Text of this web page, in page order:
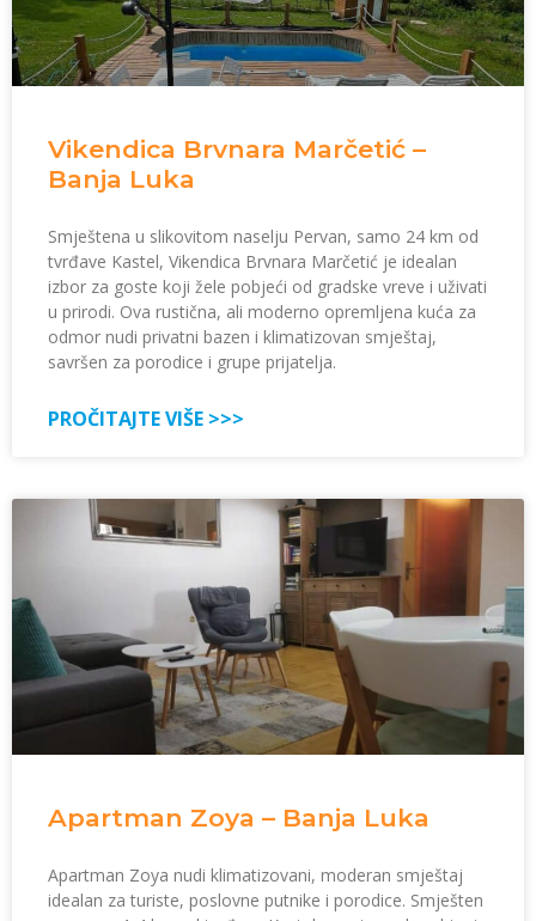
Vikendica Brvnara Marčetić –
Banja Luka
Smještena u slikovitom naselju Pervan, samo 24 km od
tvrđave Kastel, Vikendica Brvnara Marčetić je idealan
izbor za goste koji žele pobjeći od gradske vreve i uživati
u prirodi. Ova rustična, ali moderno opremljena kuća za
odmor nudi privatni bazen i klimatizovan smještaj,
savršen za porodice i grupe prijatelja.
PROČITAJTE VIŠE >>>
Apartman Zoya – Banja Luka
Apartman Zoya nudi klimatizovani, moderan smještaj
idealan za turiste, poslovne putnike i porodice. Smješten